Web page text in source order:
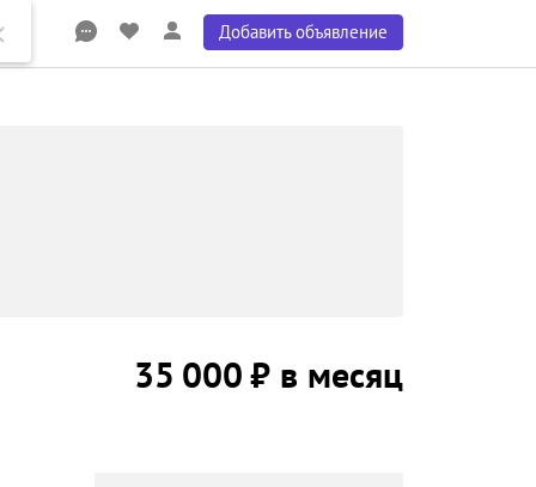
Добавить объявление
35 000 ₽ в месяц